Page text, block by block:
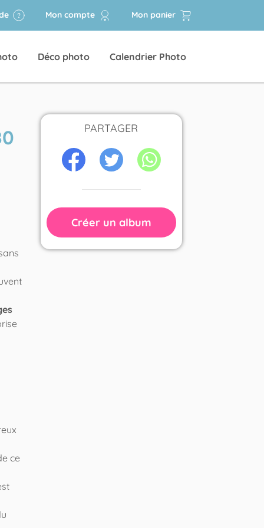
Mon compte Mon panier
Déco photo Calendrier Photo
ce
PARTAGER
Créer un album